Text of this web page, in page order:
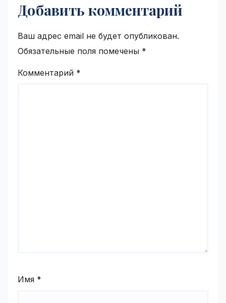
Добавить комментарий
Ваш адрес email не будет опубликован.
Обязательные поля помечены *
Комментарий *
Имя *